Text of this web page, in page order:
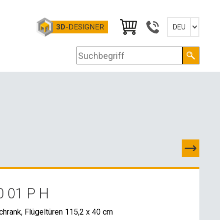
3D-DESIGNER DEU
English
01 P H
Flügeltüren 115,2 x 40 cm